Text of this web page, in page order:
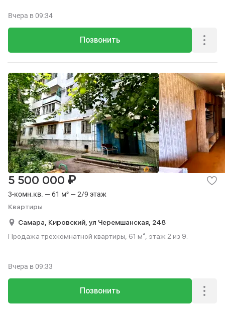
Позвонить
Вчера в 09:34
3-комн.кв. — 61 м² — 2/9 этаж
Квартиры
5 500 000 ₽
Самара, Кировский, ул Черемшанская, 248
Продажа трехкомнатной квартиры, 61 м², этаж 2 из 9.
Позвонить
Вчера в 09:33